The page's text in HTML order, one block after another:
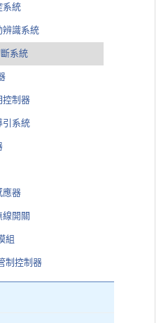
系統
辨識系統
系統
控制器
引系統
應器
線開關
組
制控制器